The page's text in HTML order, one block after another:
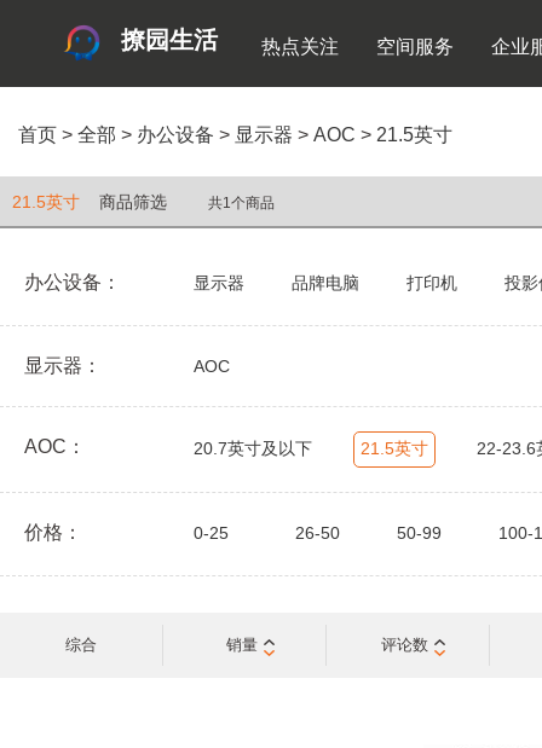
撩园生活 热点关注 空间服务 企业
首页 > 全部 > 办公设备 > 显示器 > AOC > 21.5英寸
21.5英寸 商品筛选 共1个商品
办公设备： 显示器 品牌电脑 打印机 投影
显示器： AOC
AOC： 20.7英寸及以下 21.5英寸 22-23.6
价格： 0-25 26-50 50-99 100-
综合 销量 评论数